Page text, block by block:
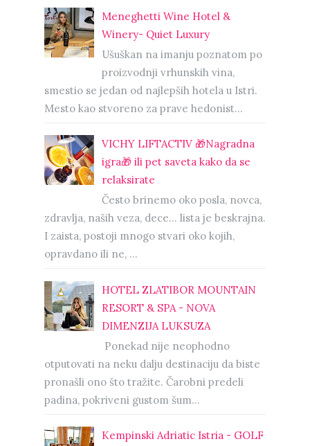
Meneghetti Wine Hotel &
Winery- Quiet Luxury
Ušuškan na imanju poznatom po
proizvodnji vrhunskih vina,
smestio se jedan od najlepših hotela u Istri.
Mesto kao stvoreno za prave hedonist...
VICHY LIFTACTIV 🎁Nagradna
igra🎁 ili pet saveta kako da se
relaksirate
Često brinemo oko posla, novca,
zdravlja, naših veza, dece… lista je beskrajna.
I zaista, postoji mnogo stvari oko kojih,
opravdano ili ne, ...
HOTEL ZLATIBOR MOUNTAIN
RESORT & SPA - NOVA
DIMENZIJA LUKSUZA
Ponekad nije neophodno
otputovati na neku dalju destinaciju da biste
pronašli ono što tražite. Čarobni predeli
padina, pokriveni gustom šum...
Kempinski Adriatic Istria - GOLF